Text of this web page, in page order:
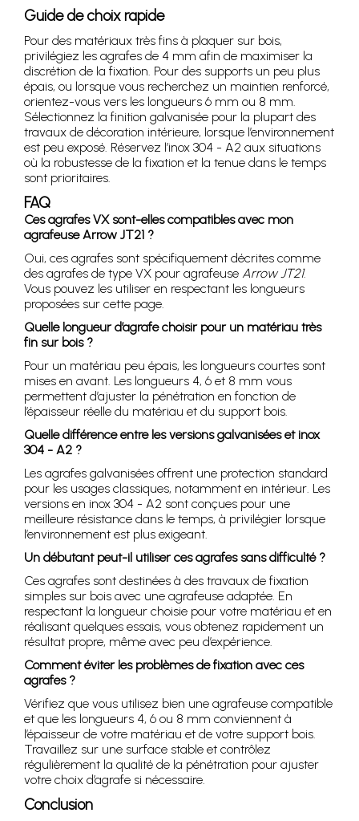
Guide de choix rapide
Pour des matériaux très fins à plaquer sur bois,
privilégiez les agrafes de 4 mm afin de maximiser la
discrétion de la fixation. Pour des supports un peu plus
épais, ou lorsque vous recherchez un maintien renforcé,
orientez-vous vers les longueurs 6 mm ou 8 mm.
Sélectionnez la finition galvanisée pour la plupart des
travaux de décoration intérieure, lorsque l’environnement
est peu exposé. Réservez l’inox 304 - A2 aux situations
où la robustesse de la fixation et la tenue dans le temps
sont prioritaires.
FAQ
Ces agrafes VX sont-elles compatibles avec mon
agrafeuse Arrow JT21 ?
Oui, ces agrafes sont spécifiquement décrites comme
des agrafes de type VX pour agrafeuse Arrow JT21.
Vous pouvez les utiliser en respectant les longueurs
proposées sur cette page.
Quelle longueur d’agrafe choisir pour un matériau très
fin sur bois ?
Pour un matériau peu épais, les longueurs courtes sont
mises en avant. Les longueurs 4, 6 et 8 mm vous
permettent d’ajuster la pénétration en fonction de
l’épaisseur réelle du matériau et du support bois.
Quelle différence entre les versions galvanisées et inox
304 - A2 ?
Les agrafes galvanisées offrent une protection standard
pour les usages classiques, notamment en intérieur. Les
versions en inox 304 - A2 sont conçues pour une
meilleure résistance dans le temps, à privilégier lorsque
l’environnement est plus exigeant.
Un débutant peut-il utiliser ces agrafes sans difficulté ?
Ces agrafes sont destinées à des travaux de fixation
simples sur bois avec une agrafeuse adaptée. En
respectant la longueur choisie pour votre matériau et en
réalisant quelques essais, vous obtenez rapidement un
résultat propre, même avec peu d’expérience.
Comment éviter les problèmes de fixation avec ces
agrafes ?
Vérifiez que vous utilisez bien une agrafeuse compatible
et que les longueurs 4, 6 ou 8 mm conviennent à
l’épaisseur de votre matériau et de votre support bois.
Travaillez sur une surface stable et contrôlez
régulièrement la qualité de la pénétration pour ajuster
votre choix d’agrafe si nécessaire.
Conclusion